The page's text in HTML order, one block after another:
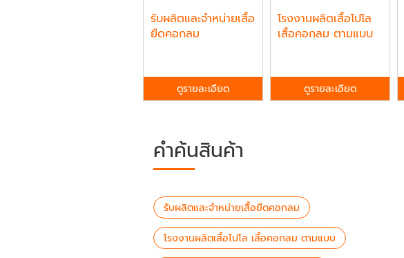
รับผลิตและจำหน่ายเสื้อ
ยืดคอกลม
ดูรายละเอียด
โรงงานผลิตเสื้อโปโล
เสื้อคอกลม ตามแบบ
ดูรายละเอียด
คำค้นสินค้า
รับผลิตและจำหน่ายเสื้อยืดคอกลม
โรงงานผลิตเสื้อโปโล เสื้อคอกลม ตามแบบ